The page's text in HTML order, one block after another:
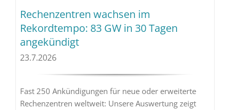
Rechenzentren wachsen im
Rekordtempo: 83 GW in 30 Tagen
angekündigt
23.7.2026
Fast 250 Ankündigungen für neue oder erweiterte
Rechenzentren weltweit: Unsere Auswertung zeigt